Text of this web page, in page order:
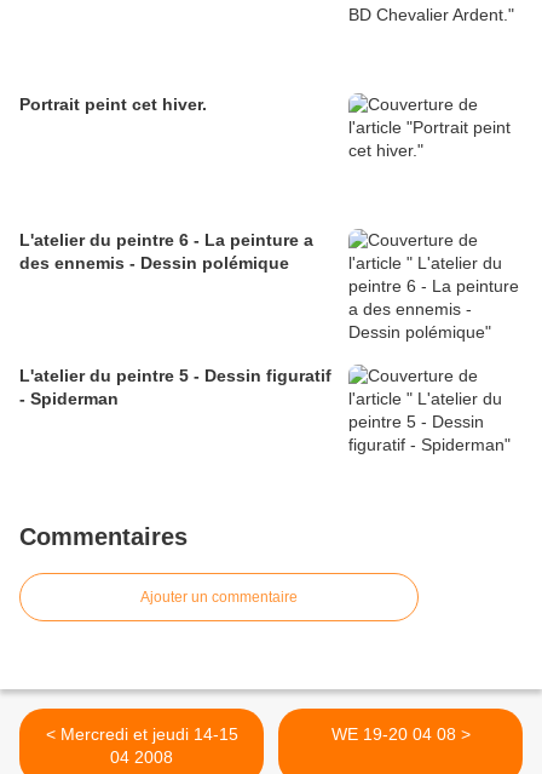
Portrait peint cet hiver.
L'atelier du peintre 6 - La peinture a
des ennemis - Dessin polémique
L'atelier du peintre 5 - Dessin figuratif
- Spiderman
Commentaires
Ajouter un commentaire
< Mercredi et jeudi 14-15
04 2008
WE 19-20 04 08 >